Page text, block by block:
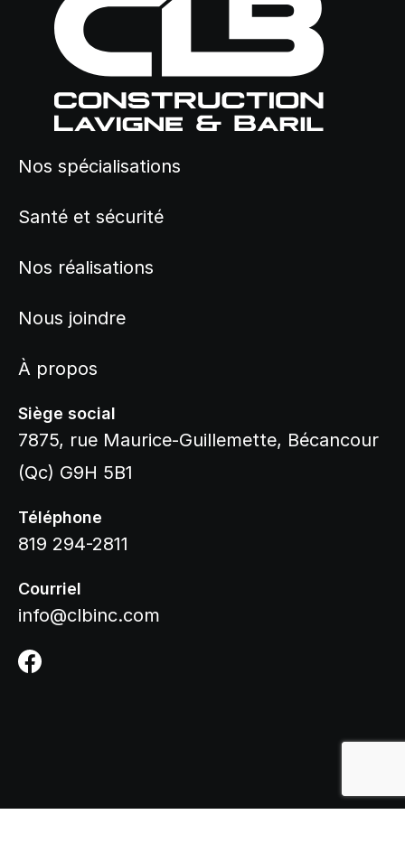
Nos spécialisations
Santé et sécurité
Nos réalisations
Nous joindre
À propos
Siège social
7875, rue Maurice-Guillemette, Bécancour
(Qc) G9H 5B1
Téléphone
819 294-2811
Courriel
info@clbinc.com